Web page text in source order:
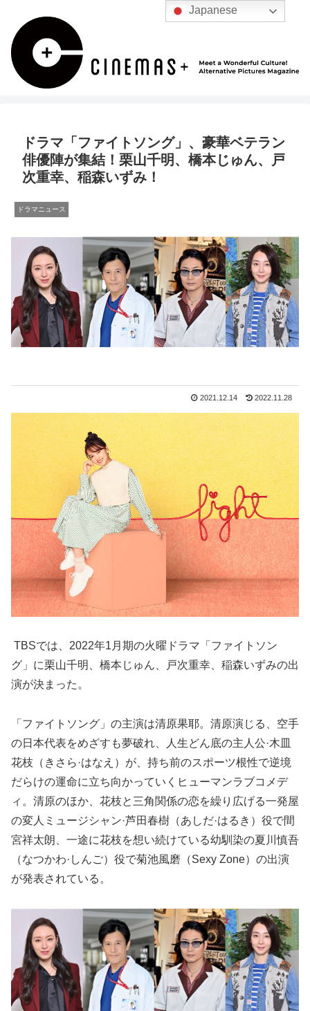
ドラマ「ファイトソング」、豪華ベテラン
俳優陣が集結！栗山千明、橋本じゅん、戸
次重幸、稲森いずみ！
ドラマニュース
2021.12.14 2022.11.28
TBSでは、2022年1月期の火曜ドラマ「ファイトソン
グ」に栗山千明、橋本じゅん、戸次重幸、稲森いずみの出
演が決まった。
「ファイトソング」の主演は清原果耶。清原演じる、空手
の日本代表をめざすも夢破れ、人生どん底の主人公·木皿
花枝（きさら·はなえ）が、持ち前のスポーツ根性で逆境
だらけの運命に立ち向かっていくヒューマンラブコメデ
ィ。清原のほか、花枝と三角関係の恋を繰り広げる一発屋
の変人ミュージシャン·芦田春樹（あしだ·はるき）役で間
宮祥太朗、一途に花枝を想い続けている幼馴染の夏川慎吾
（なつかわ·しんご）役で菊池風磨（Sexy Zone）の出演
が発表されている。
Japanese